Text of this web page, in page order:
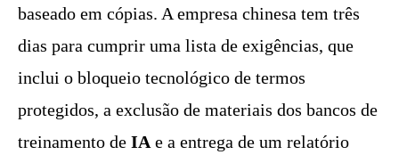
baseado em cópias. A empresa chinesa tem três
dias para cumprir uma lista de exigências, que
inclui o bloqueio tecnológico de termos
protegidos, a exclusão de materiais dos bancos de
treinamento de IA e a entrega de um relatório